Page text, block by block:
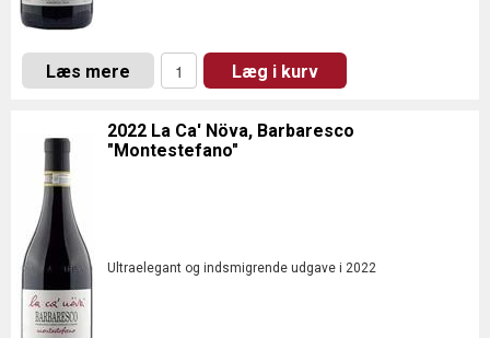
Læs mere Læg i kurv
2022 La Ca' Növa, Barbaresco
"Montestefano"
Ultraelegant og indsmigrende udgave i 2022